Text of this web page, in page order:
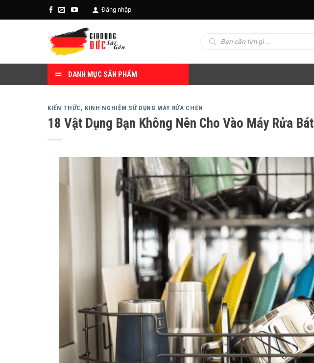
to
Đăng nhập
kiếm
DANH MỤC SẢN PHẨM
KIẾN THỨC , KINH NGHIỆM SỬ DỤNG MÁY RỬA CHÉN
18 Vật Dụng Bạn Không Nên Cho Vào Máy Rửa Bát